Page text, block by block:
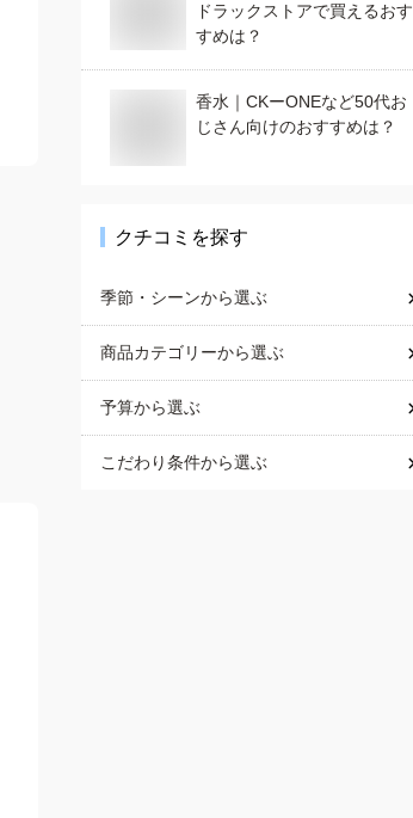
ドラックストアで買えるおす
すめは？
香水｜CKーONEなど50代お
じさん向けのおすすめは？
クチコミを探す
季節・シーンから選ぶ
商品カテゴリーから選ぶ
予算から選ぶ
こだわり条件から選ぶ